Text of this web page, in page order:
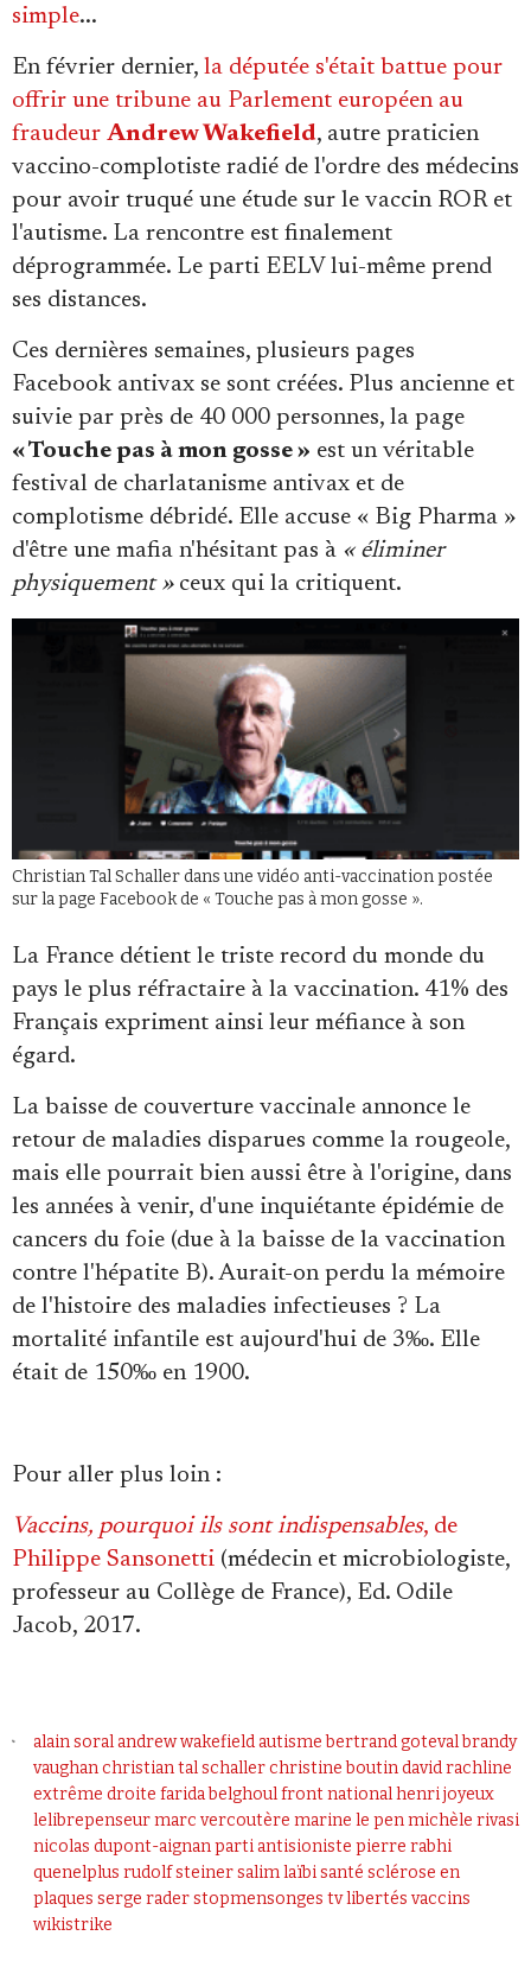
simple...
En février dernier, la députée s'était battue pour
offrir une tribune au Parlement européen au
fraudeur Andrew Wakefield, autre praticien
vaccino-complotiste radié de l'ordre des médecins
pour avoir truqué une étude sur le vaccin ROR et
l'autisme. La rencontre est finalement
déprogrammée. Le parti EELV lui-même prend
ses distances.
Ces dernières semaines, plusieurs pages
Facebook antivax se sont créées. Plus ancienne et
suivie par près de 40 000 personnes, la page
« Touche pas à mon gosse » est un véritable
festival de charlatanisme antivax et de
complotisme débridé. Elle accuse « Big Pharma »
d'être une mafia n'hésitant pas à « éliminer
physiquement »ceux qui la critiquent.
Christian Tal Schaller dans une vidéo anti-vaccination postée
sur la page Facebook de « Touche pas à mon gosse ».
La France détient le triste record du monde du
pays le plus réfractaire à la vaccination. 41% des
Français expriment ainsi leur méfiance à son
égard.
La baisse de couverture vaccinale annonce le
retour de maladies disparues comme la rougeole,
mais elle pourrait bien aussi être à l'origine, dans
les années à venir, d'une inquiétante épidémie de
cancers du foie (due à la baisse de la vaccination
contre l'hépatite B). Aurait-on perdu la mémoire
de l'histoire des maladies infectieuses ? La
mortalité infantile est aujourd'hui de 3‰. Elle
était de 150‰ en 1900.
Pour aller plus loin :
Vaccins, pourquoi ils sont indispensables, de
Philippe Sansonetti (médecin et microbiologiste,
professeur au Collège de France), Ed. Odile
Jacob, 2017.
alain soral andrew wakefield autisme bertrand gotevalbrandy
vaughanchristian tal schallerchristine boutindavid rachline
extrême droite farida belghoulfront nationalhenri joyeux
lelibrepenseurmarc vercoutère marine le penmichèle rivasi
nicolas dupont-aignanparti antisioniste pierre rabhi
quenelplus rudolf steinersalim laïbisanté sclérose en
plaques serge raderstopmensonges tv libertés vaccins
wikistrike